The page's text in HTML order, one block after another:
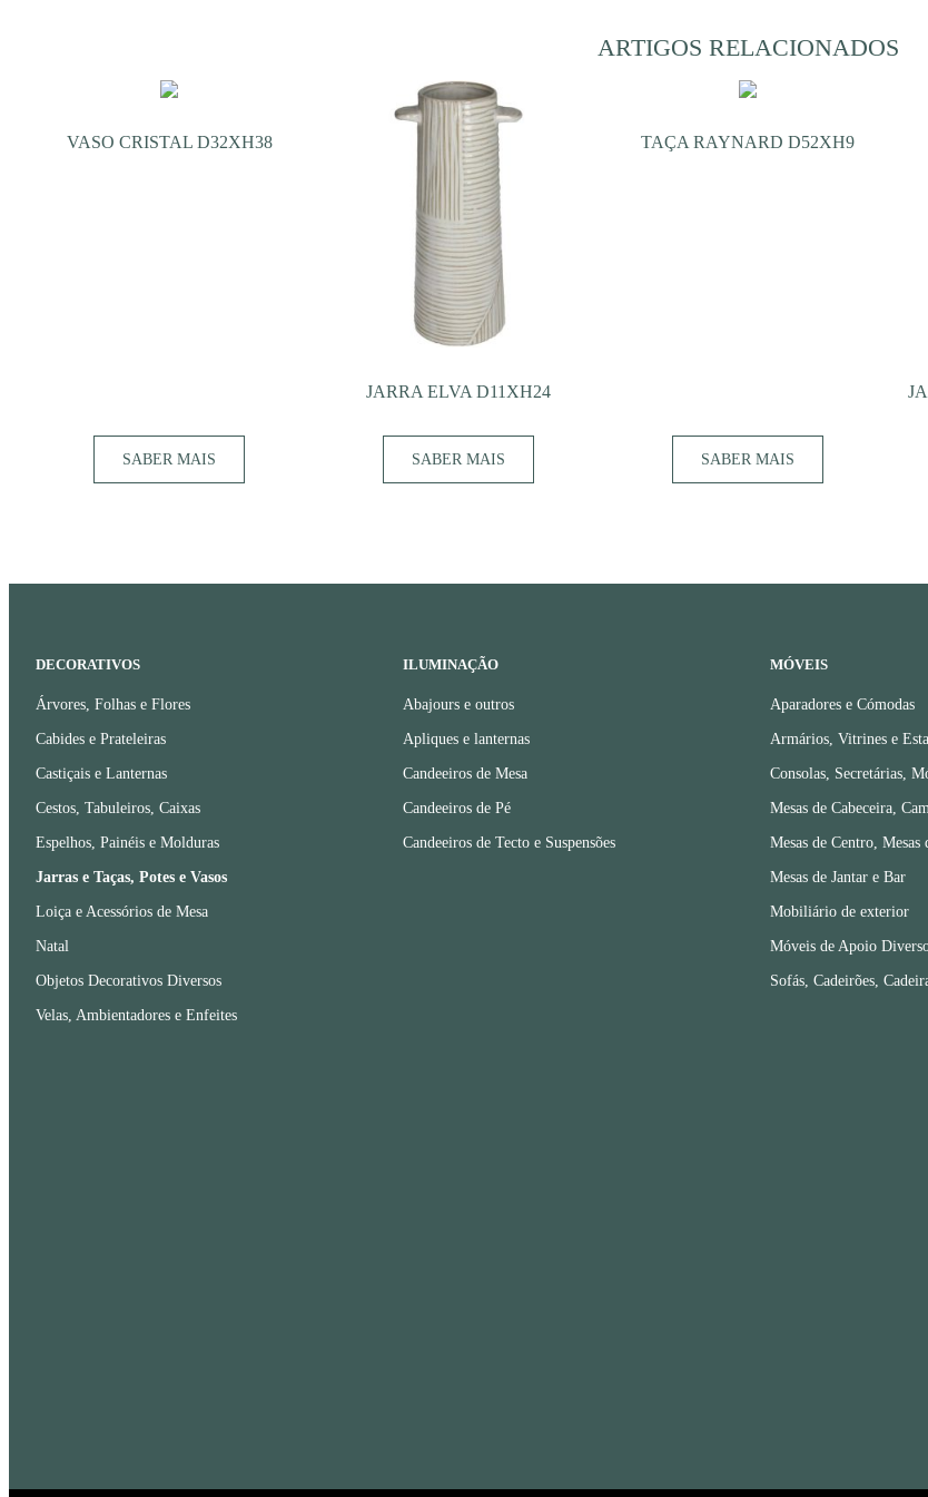
ARTIGOS RELACIONADOS
VASO CRISTAL D32XH38
SABER MAIS
JARRA ELVA D11XH24
SABER MAIS
TAÇA RAYNARD D52XH9
SABER MAIS
DECORATIVOS
Árvores, Folhas e Flores
Cabides e Prateleiras
Castiçais e Lanternas
Cestos, Tabuleiros, Caixas
Espelhos, Painéis e Molduras
Jarras e Taças, Potes e Vasos
Loiça e Acessórios de Mesa
Natal
Objetos Decorativos Diversos
Velas, Ambientadores e Enfeites
ILUMINAÇÃO
Abajours e outros
Apliques e lanternas
Candeeiros de Mesa
Candeeiros de Pé
Candeeiros de Tecto e Suspensões
MÓVEIS
Aparadores e Cómodas
Armários, Vitrines e
Consolas, Secretárias,
Mesas de Cabeceira,
Mesas de Centro, Mesas
Mesas de Jantar e Bar
Mobiliário de exterior
Móveis de Apoio
Sofás, Cadeirões,